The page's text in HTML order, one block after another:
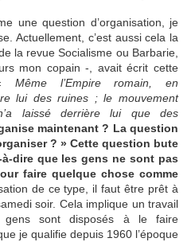
une question d’organisation, je
Actuellement, c’est aussi cela la
la revue Socialisme ou Barbarie,
mon copain -, avait écrit cette
Même l’Empire romain, en
lui des ruines ; le mouvement
laissé derrière lui que des
maintenant ? La question
? » Cette question bute
dire que les gens ne sont pas
faire quelque chose comme
de ce type, il faut être prêt à
soir. Cela implique un travail
sont disposés à le faire
je qualifie depuis 1960 l’époque